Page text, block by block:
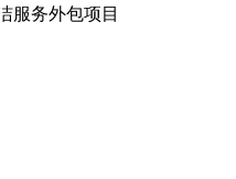
服务外包项目